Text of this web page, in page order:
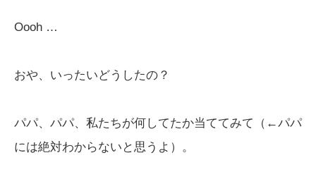
Oooh …
おや、いったいどうしたの？
パパ、パパ、私たちが何してたか当ててみて（←パパ
には絶対わからないと思うよ）。